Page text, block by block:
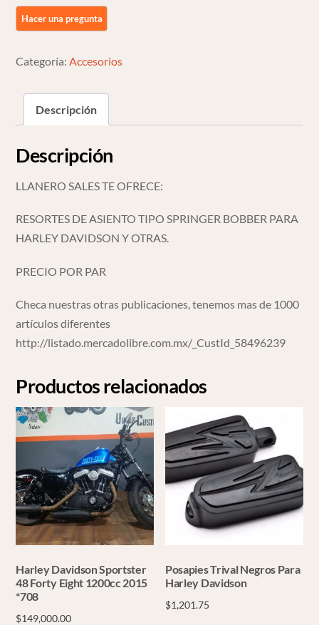
Para
Davidson
Otras
cantidad
Categoría: Accesorios
Descripción
Descripción
LLANERO SALES TE OFRECE:
RESORTES DE ASIENTO TIPO SPRINGER BOBBER PARA
HARLEY DAVIDSON Y OTRAS.
PRECIO POR PAR
Checa nuestras otras publicaciones, tenemos mas de 1000
artículos diferentes
http://listado.mercadolibre.com.mx/_CustId_58496239
Productos relacionados
Harley Davidson Sportster
48 Forty Eight 1200cc 2015
*708
$149,000.00
Posapies Trival Negros Para
Harley Davidson
$1,201.75